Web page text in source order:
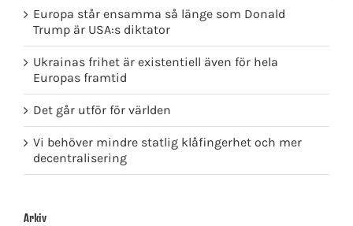
Europa står ensamma så länge som Donald
Trump är USA:s diktator
Ukrainas frihet är existentiell även för hela
Europas framtid
Det går utför för världen
Vi behöver mindre statlig klåfingerhet och mer
decentralisering
Arkiv